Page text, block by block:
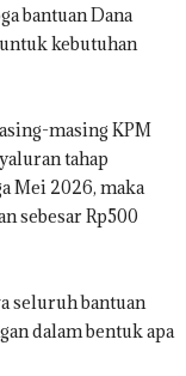
bantuan Dana
kebutuhan
masing KPM
tahap
Mei 2026, maka
sebesar Rp500
seluruh bantuan
dalam bentuk apa